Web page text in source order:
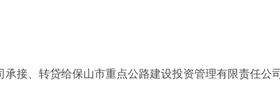
接、转贷给保山市重点公路建设投资管理有限责任公